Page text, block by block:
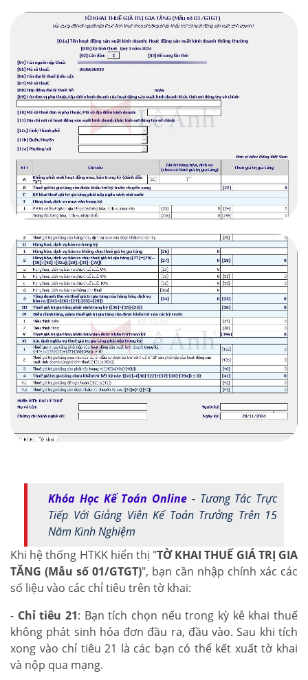
Khóa Học Kế Toán Online - Tương Tác Trực
Tiếp Với Giảng Viên Kế Toán Trưởng Trên 15
Năm Kinh Nghiệm
Khi hệ thống HTKK hiển thị "TỜ KHAI THUẾ GIÁ TRỊ GIA
TĂNG (Mẫu số 01/GTGT)", bạn cần nhập chính xác các
số liệu vào các chỉ tiêu trên tờ khai:
- Chỉ tiêu 21: Bạn tích chọn nếu trong kỳ kê khai thuế
không phát sinh hóa đơn đầu ra, đầu vào. Sau khi tích
xong vào chỉ tiêu 21 là các bạn có thể kết xuất tờ khai
và nộp qua mạng.